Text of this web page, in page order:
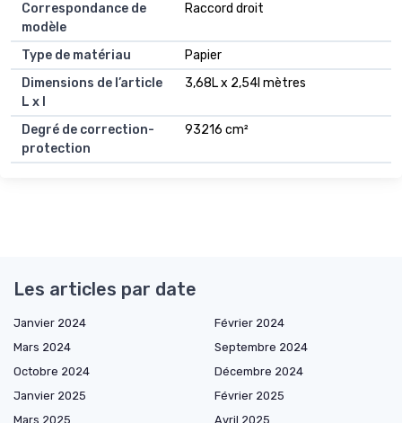
Correspondance de
modèle
Raccord droit
Type de matériau
Papier
Dimensions de l’article
L x l
3,68L x 2,54l mètres
Degré de correction-
protection
93216 cm²
Les articles par date
Janvier 2024
Février 2024
Mars 2024
Septembre 2024
Octobre 2024
Décembre 2024
Janvier 2025
Février 2025
Mars 2025
Avril 2025